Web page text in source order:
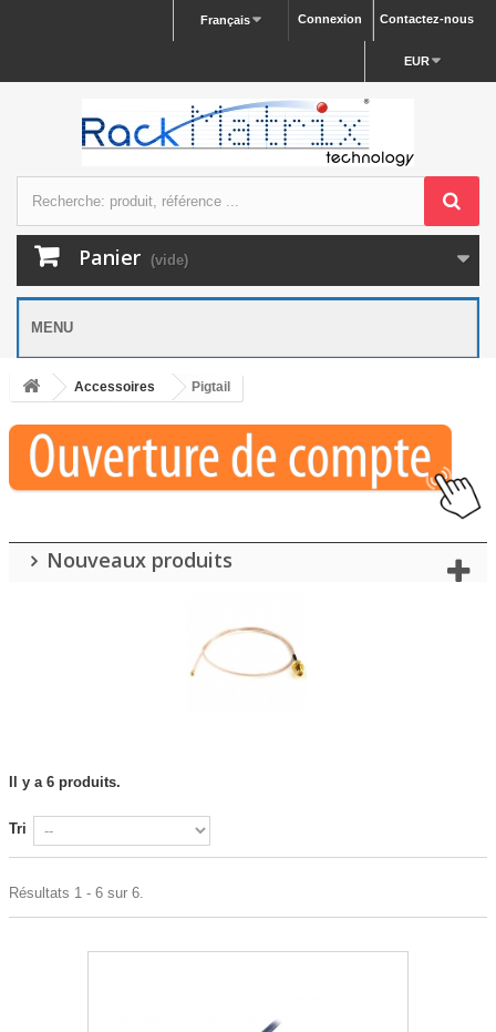
Contactez-nous
Connexion
Français
EUR
Panier (vide)
MENU
Accessoires Pigtail
Nouveaux produits
Il y a 6 produits.
Tri
Résultats 1 - 6 sur 6.